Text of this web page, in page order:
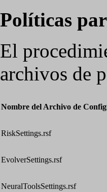
Políticas
El
archivos de
Nombre del Archivo de
RiskSettings.rsf
EvolverSettings.rsf
NeuralToolsSettings.rsf